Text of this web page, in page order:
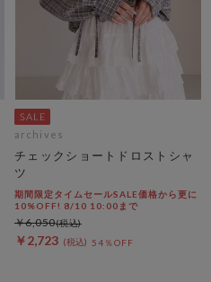
archives
チェックショートドロストシャ
ツ
期間限定タイムセールSALE価格から更に
10%OFF! 8/10 10:00まで
￥2,723 54％OFF
￥6,050